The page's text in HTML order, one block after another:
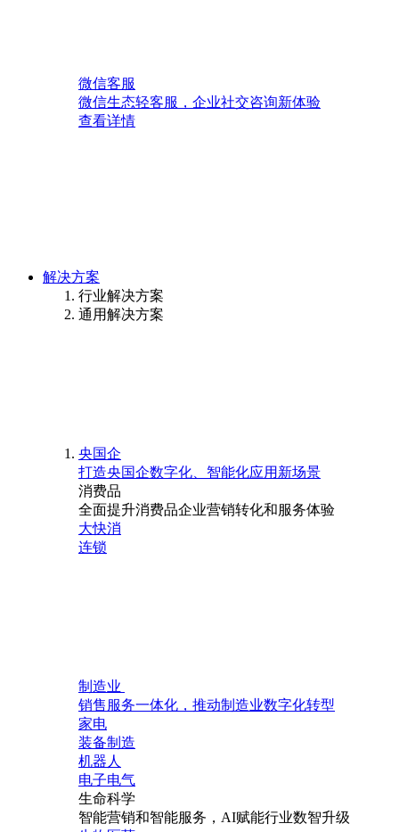
微信客服
微信生态轻客服，企业社交咨询新体验
查看详情
解决方案
行业解决方案
通用解决方案
央国企
打造央国企数字化、智能化应用新场景
消费品
全面提升消费品企业营销转化和服务体验
大快消
连锁
制造业
销售服务一体化，推动制造业数字化转型
家电
装备制造
机器人
电子电气
生命科学
智能营销和智能服务，AI赋能行业数智升级